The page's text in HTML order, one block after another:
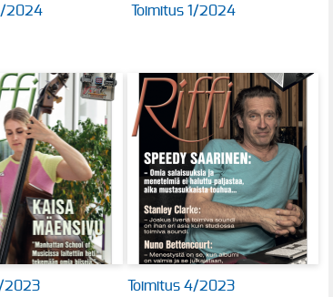
2024 Toimitus 1/2024
2023 Toimitus 4/2023